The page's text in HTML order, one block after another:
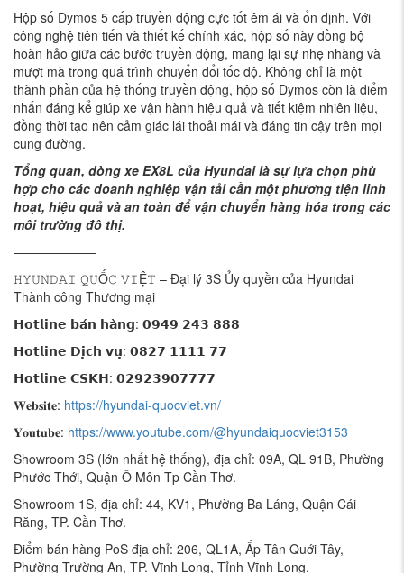
Hộp số Dymos 5 cấp truyền động cực tốt êm ái và ổn định. Với
công nghệ tiên tiến và thiết kế chính xác, hộp số này đồng bộ
hoàn hảo giữa các bước truyền động, mang lại sự nhẹ nhàng và
mượt mà trong quá trình chuyển đổi tốc độ. Không chỉ là một
thành phần của hệ thống truyền động, hộp số Dymos còn là điểm
nhấn đáng kể giúp xe vận hành hiệu quả và tiết kiệm nhiên liệu,
đồng thời tạo nên cảm giác lái thoải mái và đáng tin cậy trên mọi
cung đường.
Tổng quan, dòng xe EX8L của Hyundai là sự lựa chọn phù
hợp cho các doanh nghiệp vận tải cần một phương tiện linh
hoạt, hiệu quả và an toàn để vận chuyển hàng hóa trong các
môi trường đô thị.
——————–
𝙷𝚈𝚄𝙽𝙳𝙰𝙸 𝚀𝚄Ố𝙲 𝚅𝙸Ệ𝚃 – Đại lý 3S Ủy quyền của Hyundai
Thành công Thương mại
𝗛𝗼𝘁𝗹𝗶𝗻𝗲 𝗯𝗮́𝗻 𝗵𝗮̀𝗻𝗴: 𝟬𝟵𝟰𝟵 𝟮𝟰𝟯 𝟴𝟴𝟴
𝗛𝗼𝘁𝗹𝗶𝗻𝗲 𝗗𝗶̣𝗰𝗵 𝘃𝘂̣: 𝟬𝟴𝟮𝟳 𝟭𝟭𝟭𝟭 𝟳𝟳
𝗛𝗼𝘁𝗹𝗶𝗻𝗲 𝗖𝗦𝗞𝗛: 𝟬𝟮𝟵𝟮𝟯𝟵𝟬𝟳𝟳𝟳𝟳
𝐖𝐞𝐛𝐬𝐢𝐭𝐞: https://hyundai-quocviet.vn/
𝐘𝐨𝐮𝐭𝐮𝐛𝐞: https://www.youtube.com/@hyundaiquocviet3153
Showroom 3S (lớn nhất hệ thống), địa chỉ: 09A, QL 91B, Phường
Phước Thới, Quận Ô Môn Tp Cần Thơ.
Showroom 1S, địa chỉ: 44, KV1, Phường Ba Láng, Quận Cái
Răng, TP. Cần Thơ.
Điểm bán hàng PoS địa chỉ: 206, QL1A, Ấp Tân Quới Tây,
Phường Trường An, TP. Vĩnh Long, Tỉnh Vĩnh Long.